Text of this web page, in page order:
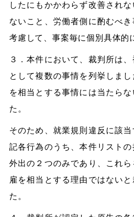
したにもかかわらず改善され
ないこと、労働者側に酌むべ
考慮して、事案毎に個別具体的
３．本件において、裁判所は
として複数の事情を列挙しま
を相当とする事情には当たら
た。
そのため、就業規則違反に該
記各行為のうち、本件リスト
外出の２つのみであり、これ
雇を相当とする理由ではない
た。